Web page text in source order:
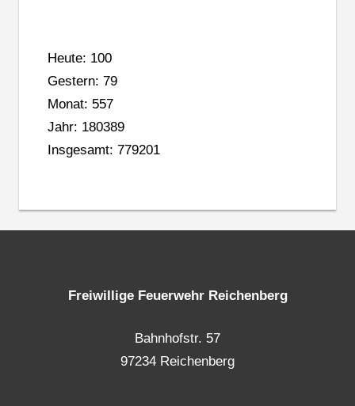
Heute: 100
Gestern: 79
Monat: 557
Jahr: 180389
Insgesamt: 779201
Freiwillige Feuerwehr Reichenberg
Bahnhofstr. 57
97234 Reichenberg